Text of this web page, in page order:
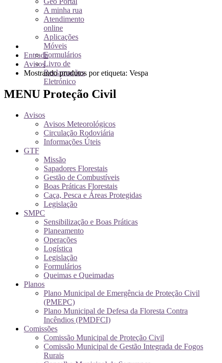
A minha rua
Atendimento
online
Aplicações
Móveis
Formulários
Livro de
Reclamações
Eletrónico
Entrada
Avisos
Mostrando produtos por etiqueta: Vespa
MENU Proteção Civil
Avisos
Avisos Meteorológicos
Circulação Rodoviária
Informações Úteis
GTF
Missão
Sapadores Florestais
Gestão de Combustíveis
Boas Práticas Florestais
Caça, Pesca e Áreas Protegidas
Legislação
SMPC
Sensibilização e Boas Práticas
Planeamento
Operações
Logística
Legislação
Formulários
Queimas e Queimadas
Planos
Plano Municipal de Emergência de Proteção Civil
(PMEPC)
Plano Municipal de Defesa da Floresta Contra
Incêndios (PMDFCI)
Comissões
Comissão Municipal de Proteção Civil
Comissão Municipal de Gestão Integrada de Fogos
Rurais